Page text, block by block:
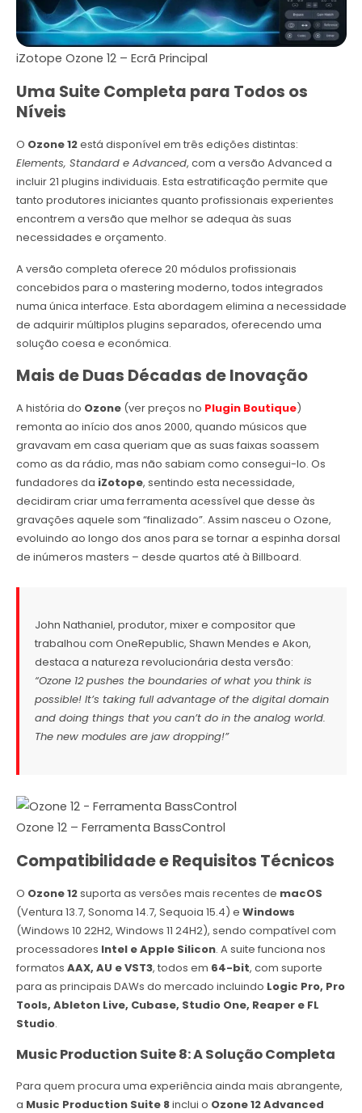
iZotope Ozone 12 – Ecrã Principal
Uma Suite Completa para Todos os
Níveis
O Ozone 12está disponível em três edições distintas:
Elements, Standard e Advanced, com a versão Advanced a
incluir 21 plugins individuais. Esta estratificação permite que
tanto produtores iniciantes quanto profissionais experientes
encontrem a versão que melhor se adequa às suas
necessidades e orçamento.
A versão completa oferece 20 módulos profissionais
concebidos para o mastering moderno, todos integrados
numa única interface. Esta abordagem elimina a necessidade
de adquirir múltiplos plugins separados, oferecendo uma
solução coesa e económica.
Mais de Duas Décadas de Inovação
A história do Ozone(ver preços no Plugin Boutique)
remonta ao início dos anos 2000, quando músicos que
gravavam em casa queriam que as suas faixas soassem
como as da rádio, mas não sabiam como consegui-lo. Os
fundadores da iZotope, sentindo esta necessidade,
decidiram criar uma ferramenta acessível que desse às
gravações aquele som “finalizado”. Assim nasceu o Ozone,
evoluindo ao longo dos anos para se tornar a espinha dorsal
de inúmeros masters – desde quartos até à Billboard.
John Nathaniel, produtor, mixer e compositor que
trabalhou com OneRepublic, Shawn Mendes e Akon,
destaca a natureza revolucionária desta versão:
“Ozone 12 pushes the boundaries of what you think is
possible! It’s taking full advantage of the digital domain
and doing things that you can’t do in the analog world.
The new modules are jaw dropping!”
Ozone 12 – Ferramenta BassControl
Compatibilidade e Requisitos Técnicos
O Ozone 12suporta as versões mais recentes de macOS
(Ventura 13.7, Sonoma 14.7, Sequoia 15.4) e Windows
(Windows 10 22H2, Windows 11 24H2), sendo compatível com
processadores Intel e Apple Silicon. A suite funciona nos
formatos AAX, AU e VST3, todos em 64-bit, com suporte
para as principais DAWs do mercado incluindo Logic Pro, Pro
Tools, Ableton Live, Cubase, Studio One, Reaper e FL
Studio.
Music Production Suite 8: A Solução Completa
Para quem procura uma experiência ainda mais abrangente,
a Music Production Suite 8inclui o Ozone 12 Advanced